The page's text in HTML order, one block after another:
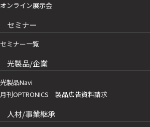
オンライン展示会
セミナー
セミナー一覧
光製品/企業
光製品Navi
月刊OPTRONICS 製品広告資料請求
人材/事業継承